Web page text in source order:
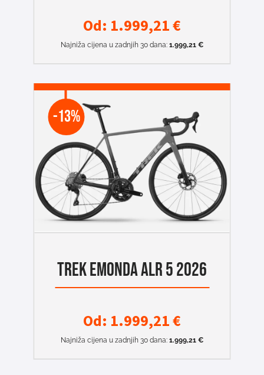
Od: 1.999,21€
Najniža cijena u zadnjih 30 dana: 1.999,21 €
-13%
TREK EMONDA ALR 5 2026
Od: 1.999,21€
Najniža cijena u zadnjih 30 dana: 1.999,21 €